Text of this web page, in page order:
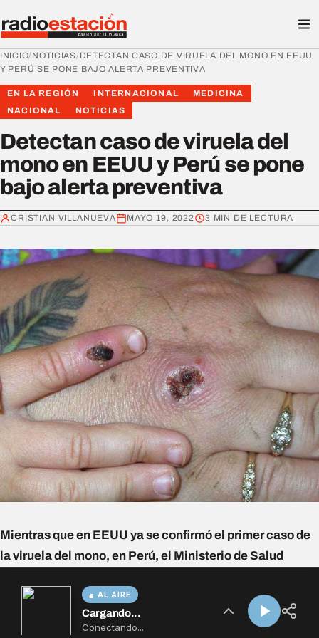
AL AIRE
Cargando...
Conectando...